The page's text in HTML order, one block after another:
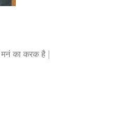
का करक है |